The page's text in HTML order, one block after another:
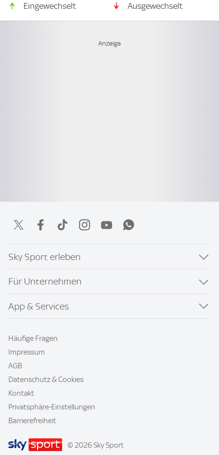
Eingewechselt
Ausgewechselt
Sky Sport erleben
Für Unternehmen
App & Services
Häufige Fragen
Impressum
AGB
Datenschutz & Cookies
Kontakt
Privatsphäre-Einstellungen
Barrierefreiheit
© 2026 Sky Sport